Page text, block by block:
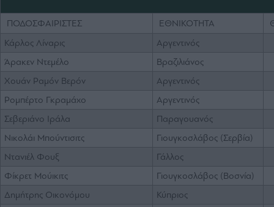
ΠΟΔΟΣΦΑΙΡΙΣΤΕΣ ΕΘΝΙΚΟΤΗΤΑ
Κάρλος Λίναρις
Αργεντινός
Άρακεν Ντεμέλο
Βραζιλιάνος
Χουάν Ραμόν Βερόν
Αργεντινός
Ρομπέρτο Γκραμάχο
Αργεντινός
Σεβεριάνο Ιράλα
Παραγουανός
Νικολάι Μπούντισιτς
Γιουγκοσλάβος (Σερβία)
Ντανιέλ Φουξ
Γάλλος
Φίκρετ Μούικιτς
Γιουγκοσλάβος (Βοσνία)
Δημήτρης Οικονόμου
Κύπριος